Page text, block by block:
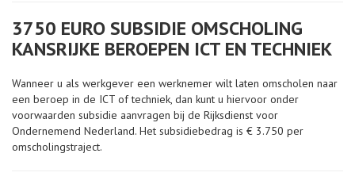
3750 EURO SUBSIDIE OMSCHOLING
KANSRIJKE BEROEPEN ICT EN TECHNIEK
Wanneer u als werkgever een werknemer wilt laten omscholen naar
een beroep in de ICT of techniek, dan kunt u hiervoor onder
voorwaarden subsidie aanvragen bij de Rijksdienst voor
Ondernemend Nederland. Het subsidiebedrag is € 3.750 per
omscholingstraject.